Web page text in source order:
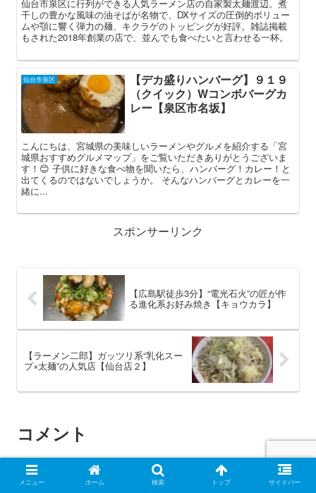
仙台市泉区に行列ができる人気ラーメン店の自家製太麺渡辺。煮
干しの豊かな風味の油そばが名物で、DXサイズの圧倒的ボリュー
ムや顎に響く弾力の麺、キクラゲのトッピングが好評。雑誌掲載
もされた2018年創業の店で、並んでも食べたいと言わせる一杯。
仙台市泉区
【デカ盛りハンバーグ】９１９
（クイック）Wコンボバーグカ
レー【泉区市名坂】
こんにちは、宮城県の美味しいラーメンやグルメを紹介する「宮
城県おすすめグルメマップ」をご覧いただきありがとうございま
す！😊 子供に好きな食べ物を聞いたら、ハンバーグ！カレー！と
出てくるのではないでしょうか。 そんなハンバーグとカレーを一
緒に...
スポンサーリンク
【広島駅徒歩3分】“電光石火”の匠が作
る進化系お好み焼き【キョウカラ】
【ラーメン二郎】ガッツリ系“乳化スー
プ×太麺”の人気店【仙台店２】
コメント
コメントを書き込む
メニュー ホーム 検索 トップ サイドバー